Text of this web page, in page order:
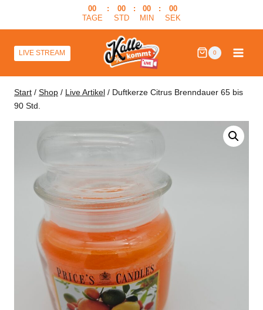
00
TAGE
:
00
STD
:
00
MIN
:
00
SEK
LIVE STREAM 0
Start / Shop / Live Artikel / Duftkerze Citrus Brenndauer 65 bis
90 Std.